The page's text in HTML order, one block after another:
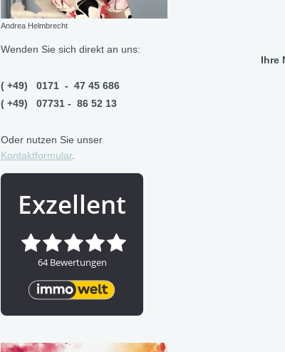
Ihre
Andrea Helmbrecht
Wenden Sie sich direkt an uns:
( +49) 0171 - 47 45 686
( +49) 07731 - 86 52 13
Oder nutzen Sie unser
Kontaktformular.